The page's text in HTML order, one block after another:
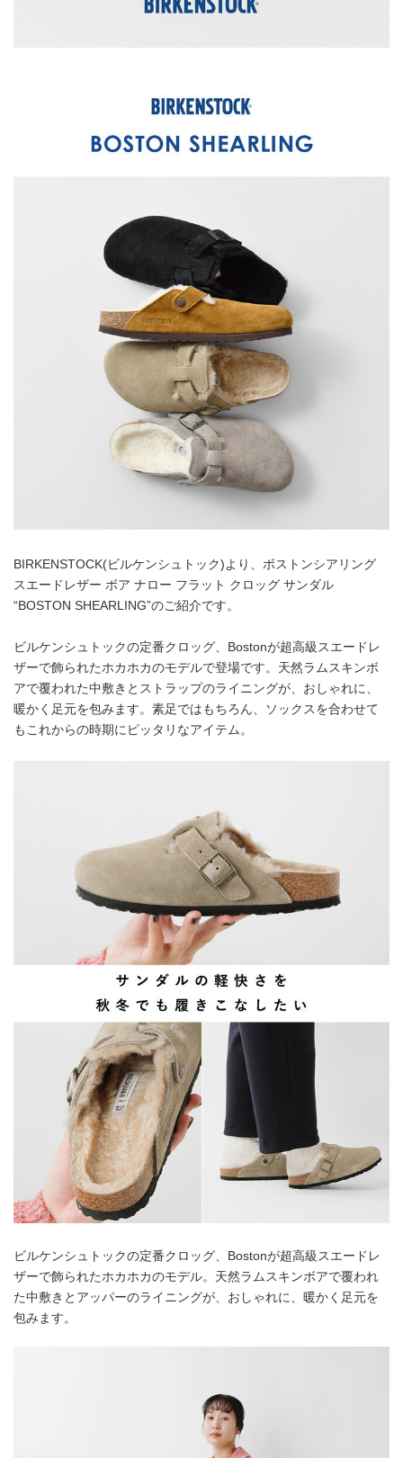
BIRKENSTOCK(ビルケンシュトック)より、ボストンシアリング
スエードレザー ボア ナロー フラット クロッグ サンダル
“BOSTON SHEARLING”のご紹介です。
ビルケンシュトックの定番クロッグ、Bostonが超高級スエードレ
ザーで飾られたホカホカのモデルで登場です。天然ラムスキンボ
アで覆われた中敷きとストラップのライニングが、おしゃれに、
暖かく足元を包みます。素足ではもちろん、ソックスを合わせて
もこれからの時期にピッタリなアイテム。
ビルケンシュトックの定番クロッグ、Bostonが超高級スエードレ
ザーで飾られたホカホカのモデル。天然ラムスキンボアで覆われ
た中敷きとアッパーのライニングが、おしゃれに、暖かく足元を
包みます。